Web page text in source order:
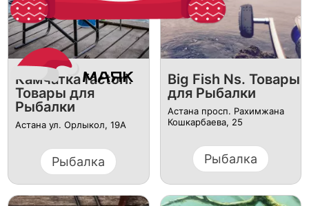
Камчатка factori.
Товары для
Рыбалки
Астана ул. Орлыкол, 19А
Рыбалка
Big Fish Ns. Товары
для Рыбалки
Астана просп. Рахимжана
Кошкарбаева, 25
Рыбалка